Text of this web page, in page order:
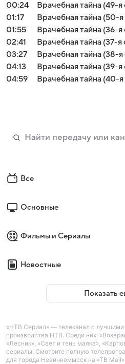
00:24
Врачебная тайна (49-я
01:17
Врачебная тайна (50-я
01:55
Врачебная тайна (36-я
02:41
Врачебная тайна (37-я
03:27
Врачебная тайна (38-я
04:13
Врачебная тайна (39-я
04:59
Врачебная тайна (40-я
Все
Основные
Фильмы и Сериалы
Новостные
Показать
«НТВ Сериал» — телеканал с
производства НТВ. Среди них:
«Лесник», «Свет и тень маяка»,
сериалы. Смотрите полную
для города Невинномысск на «ТВ Mail».